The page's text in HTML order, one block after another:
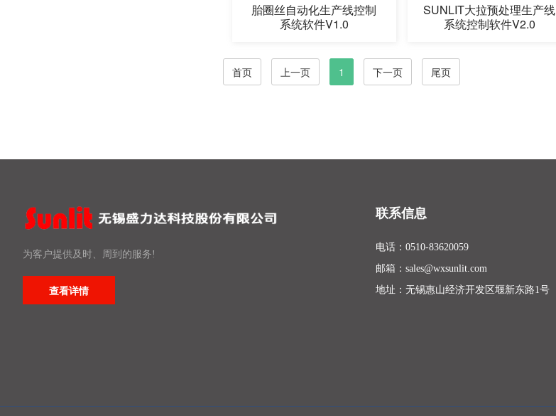
胎圈丝自动化生产线控制
系统软件V1.0
SUNLIT大拉预处理生产线
系统控制软件V2.0
首页 上一页 1 下一页 尾页
为客户提供及时、周到的服务!
查看详情
联系信息
电话： 0510-83620059
邮箱： sales@wxsunlit.com
地址：无锡惠山经济开发区堰新东路1号